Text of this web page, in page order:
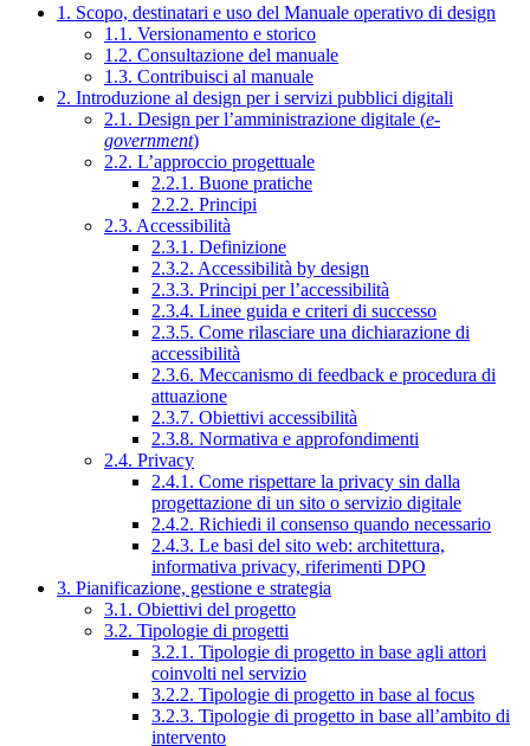
1. Scopo, destinatari e uso del Manuale operativo di design
1.1. Versionamento e storico
1.2. Consultazione del manuale
1.3. Contribuisci al manuale
2. Introduzione al design per i servizi pubblici digitali
2.1. Design per l’amministrazione digitale (e-
government)
2.2. L’approccio progettuale
2.2.1. Buone pratiche
2.2.2. Principi
2.3. Accessibilità
2.3.1. Definizione
2.3.2. Accessibilità by design
2.3.3. Principi per l’accessibilità
2.3.4. Linee guida e criteri di successo
2.3.5. Come rilasciare una dichiarazione di
accessibilità
2.3.6. Meccanismo di feedback e procedura di
attuazione
2.3.7. Obiettivi accessibilità
2.3.8. Normativa e approfondimenti
2.4. Privacy
2.4.1. Come rispettare la privacy sin dalla
progettazione di un sito o servizio digitale
2.4.2. Richiedi il consenso quando necessario
2.4.3. Le basi del sito web: architettura,
informativa privacy, riferimenti DPO
3. Pianificazione, gestione e strategia
3.1. Obiettivi del progetto
3.2. Tipologie di progetti
3.2.1. Tipologie di progetto in base agli attori
coinvolti nel servizio
3.2.2. Tipologie di progetto in base al focus
3.2.3. Tipologie di progetto in base all’ambito di
intervento